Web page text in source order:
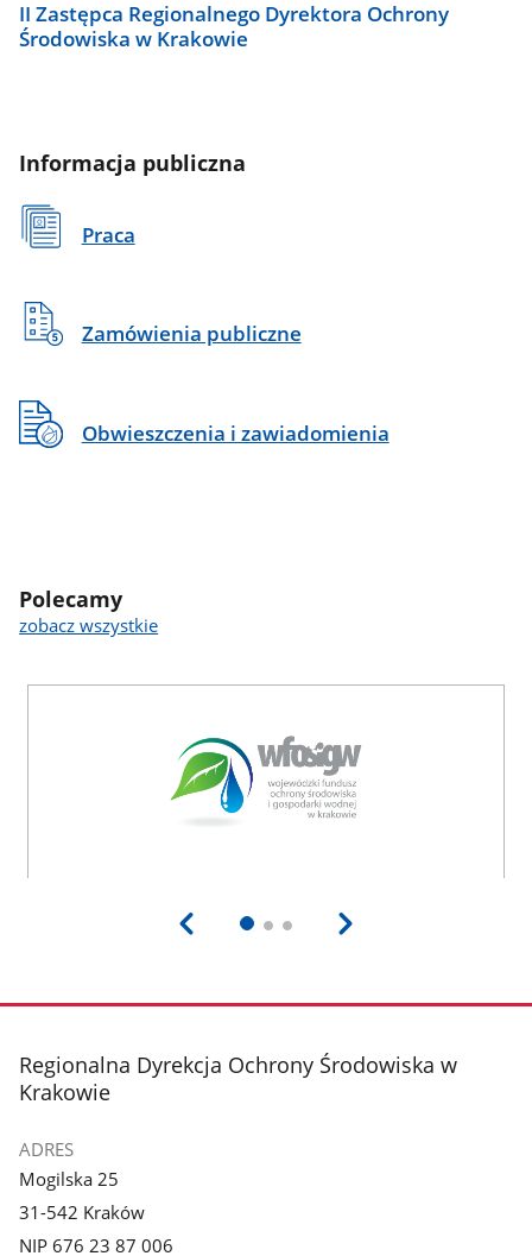
II Zastępca Regionalnego Dyrektora Ochrony
Środowiska w Krakowie
Informacja publiczna
Praca
Zamówienia publiczne
Obwieszczenia i zawiadomienia
Polecamy
zobacz wszystkie
stopka
Regionalna Dyrekcja Ochrony Środowiska w
Krakowie
ADRES
Mogilska 25
31-542 Kraków
NIP 676 23 87 006